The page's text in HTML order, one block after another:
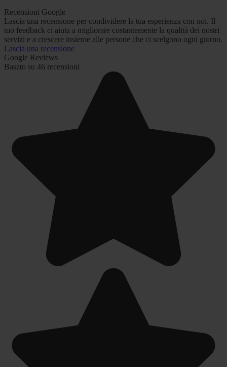
Recensioni Google
Lascia una recensione per condividere la tua esperienza con noi. Il
tuo feedback ci aiuta a migliorare costantemente la qualità dei nostri
servizi e a crescere insieme alle persone che ci scelgono ogni giorno.
Lascia una recensione
Google Reviews
Basato su 46 recensioni